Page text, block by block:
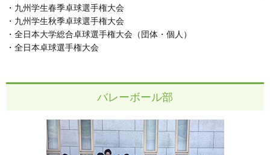
・九州学生春季卓球選手権大会
・九州学生秋季卓球選手権大会
・全日本大学総合卓球選手権大会（団体・個人）
・全日本卓球選手権大会
バレーボール部